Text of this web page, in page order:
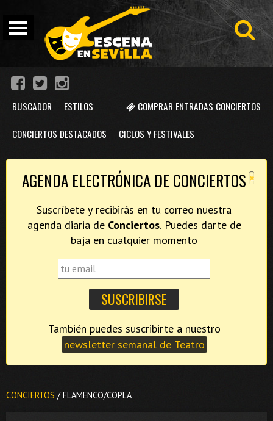
COMPRAR ENTRADAS CONCIERTOS
BUSCADOR ESTILOS
CONCIERTOS DESTACADOS CICLOS Y FESTIVALES
×
AGENDA ELECTRÓNICA DE CONCIERTOS
Suscríbete y recibirás en tu correo nuestra
agenda diaria de Conciertos. Puedes darte de
baja en cualquier momento
newsletter semanal de Teatro
CONCIERTOS / FLAMENCO/COPLA